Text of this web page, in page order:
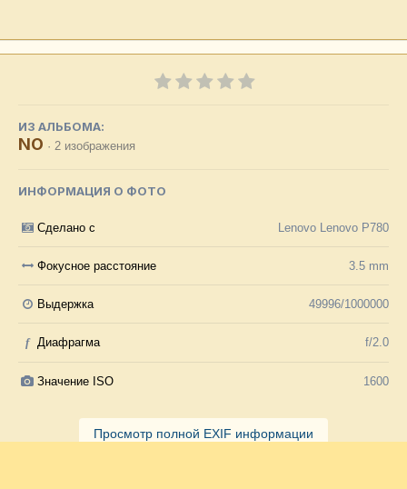
ИЗ АЛЬБОМА:
NO · 2 изображения
ИНФОРМАЦИЯ О ФОТО
Сделано с Lenovo Lenovo P780
Фокусное расстояние 3.5 mm
Выдержка 49996/1000000
f Диафрагма f/2.0
Значение ISO 1600
Просмотр полной EXIF информации